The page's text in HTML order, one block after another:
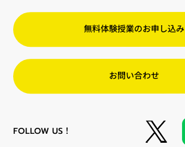
無料体験授業のお申し込み
お問い合わせ
FOLLOW US！